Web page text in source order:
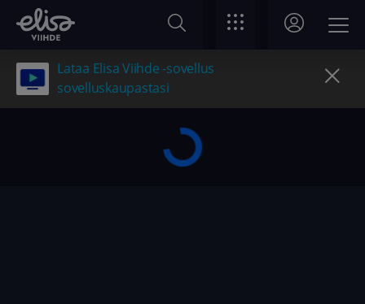
Lataa Elisa Viihde -sovellus
sovelluskaupastasi